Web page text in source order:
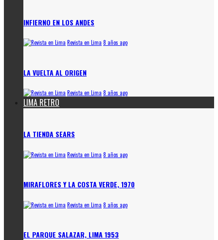
INFIERNO EN LOS ANDES
Revista en Lima 8 años ago
LA VUELTA AL ORIGEN
Revista en Lima 8 años ago
LIMA RETRO
LA TIENDA SEARS
Revista en Lima 8 años ago
MIRAFLORES Y LA COSTA VERDE, 1970
Revista en Lima 8 años ago
EL PARQUE SALAZAR, LIMA 1953